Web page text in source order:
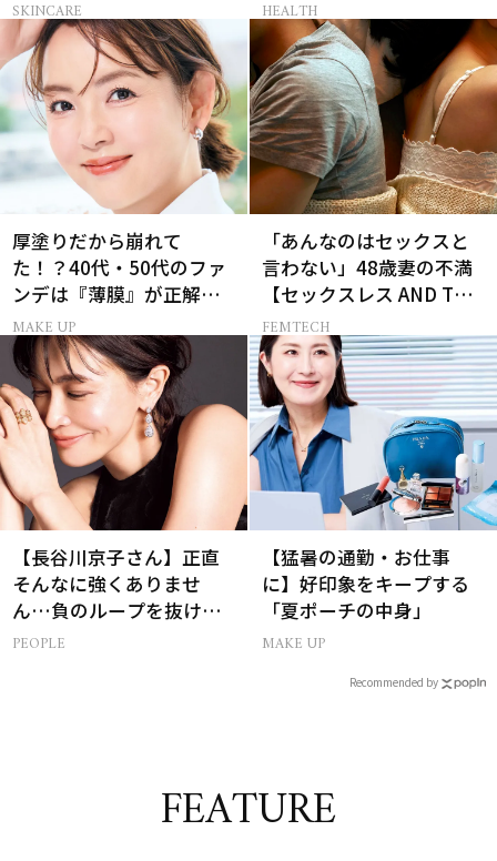
SKINCARE HEALTH
厚塗りだから崩れて
た！？40代・50代のファ
ンデは『薄膜』が正解で
した
MAKE UP
「あんなのはセックスと
言わない」48歳妻の不満
【セックスレス AND THE
CITY -女たちの告白-】
FEMTECH
【長谷川京子さん】正直
そんなに強くありませ
ん…負のループを抜ける
15分の習慣とは?
PEOPLE
【猛暑の通勤・お仕事
に】好印象をキープする
「夏ポーチの中身」
MAKE UP
Recommended by
FEATURE